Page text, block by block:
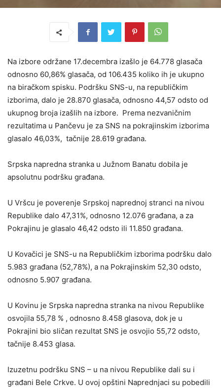
Na izbore održane 17.decembra izašlo je 64.778 glasača
odnosno 60,86% glasača, od 106.435 koliko ih je ukupno
na biračkom spisku. Podršku SNS-u, na republičkim
izborima, dalo je 28.870 glasača, odnosno 44,57 odsto od
ukupnog broja izašlih na izbore. Prema nezvaničnim
rezultatima u Pančevu je za SNS na pokrajinskim izborima
glasalo 46,03%, tačnije 28.619 građana.
Srpska napredna stranka u Južnom Banatu dobila je
apsolutnu podršku građana.
U Vršcu je poverenje Srpskoj naprednoj stranci na nivou
Republike dalo 47,31%, odnosno 12.076 građana, a za
Pokrajinu je glasalo 46,42 odsto ili 11.850 građana.
U Kovačici je SNS-u na Republičkim izborima podršku dalo
5.983 građana (52,78%), a na Pokrajinskim 52,30 odsto,
odnosno 5.907 građana.
U Kovinu je Srpska napredna stranka na nivou Republike
osvojila 55,78 % , odnosno 8.458 glasova, dok je u
Pokrajini bio sličan rezultat SNS je osvojio 55,72 odsto,
tačnije 8.453 glasa.
Izuzetnu podršku SNS – u na nivou Republike dali su i
građani Bele Crkve. U ovoj opštini Naprednjaci su pobedili